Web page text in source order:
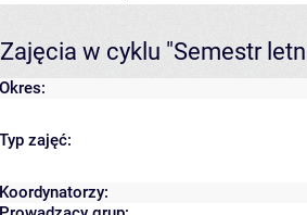
Zajęcia w cyklu "Semestr
Okres:
Typ zajęć:
Koordynatorzy: